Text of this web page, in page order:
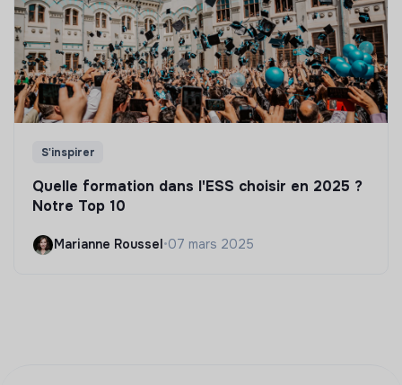
S'inspirer
Quelle formation dans l'ESS choisir en 2025 ?
Notre Top 10
Marianne Roussel•07 mars 2025